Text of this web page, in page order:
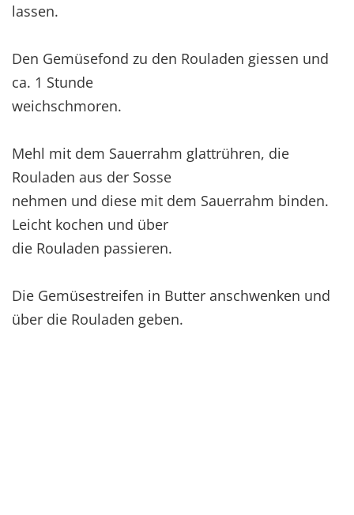
lassen.
Den Gemüsefond zu den Rouladen giessen und
ca. 1 Stunde
weichschmoren.
Mehl mit dem Sauerrahm glattrühren, die
Rouladen aus der Sosse
nehmen und diese mit dem Sauerrahm binden.
Leicht kochen und über
die Rouladen passieren.
Die Gemüsestreifen in Butter anschwenken und
über die Rouladen geben.